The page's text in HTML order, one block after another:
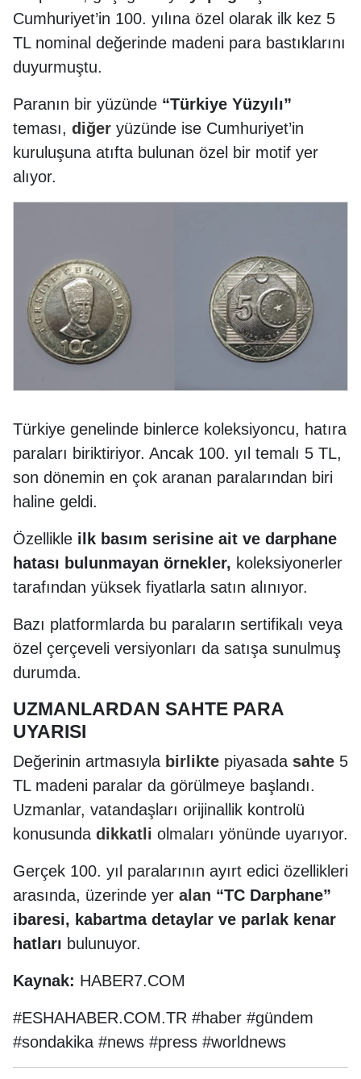
Cumhuriyet’in 100. yılına özel olarak ilk kez 5
TL nominal değerinde madeni para bastıklarını
duyurmuştu.
Paranın bir yüzünde “Türkiye Yüzyılı”
teması, diğer yüzünde ise Cumhuriyet’in
kuruluşuna atıfta bulunan özel bir motif yer
alıyor.
Türkiye genelinde binlerce koleksiyoncu, hatıra
paraları biriktiriyor. Ancak 100. yıl temalı 5 TL,
son dönemin en çok aranan paralarından biri
haline geldi.
Özellikle ilk basım serisine ait ve darphane
hatası bulunmayan örnekler, koleksiyonerler
tarafından yüksek fiyatlarla satın alınıyor.
Bazı platformlarda bu paraların sertifikalı veya
özel çerçeveli versiyonları da satışa sunulmuş
durumda.
UZMANLARDAN SAHTE PARA
UYARISI
Değerinin artmasıyla birlikte piyasada sahte 5
TL madeni paralar da görülmeye başlandı.
Uzmanlar, vatandaşları orijinallik kontrolü
konusunda dikkatli olmaları yönünde uyarıyor.
Gerçek 100. yıl paralarının ayırt edici özellikleri
arasında, üzerinde yer alan “TC Darphane”
ibaresi, kabartma detaylar ve parlak kenar
hatları bulunuyor.
Kaynak: HABER7.COM
#ESHAHABER.COM.TR #haber #gündem
#sondakika #news #press #worldnews